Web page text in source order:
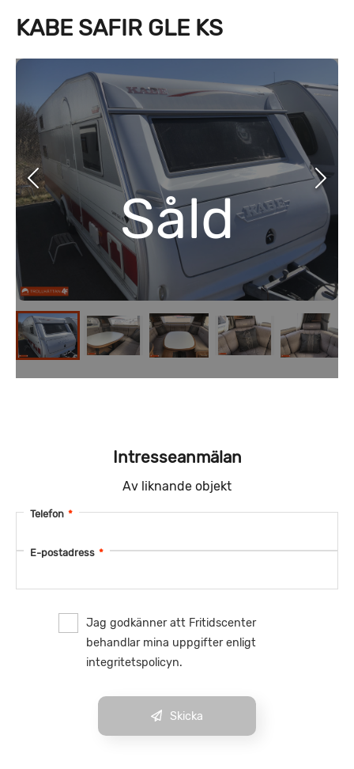
KABE SAFIR GLE KS
Såld
Intresseanmälan
Av liknande objekt
Telefon *
E-postadress *
Jag godkänner att Fritidscenter
behandlar mina uppgifter enligt
integritetspolicyn.
Skicka